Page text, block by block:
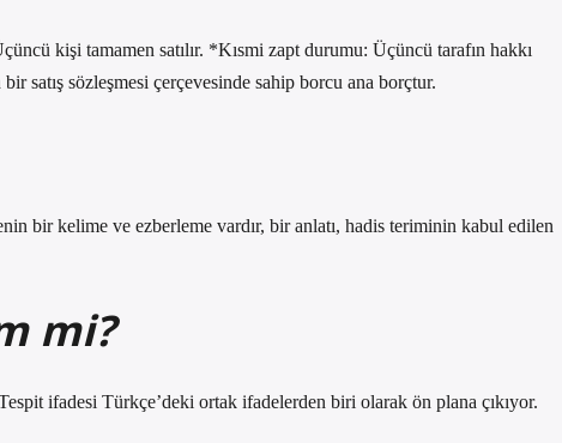
kişi tamamen satılır. *Kısmi zapt durumu: Üçüncü tarafın hakkı
satış sözleşmesi çerçevesinde sahip borcu ana borçtur.
bir kelime ve ezberleme vardır, bir anlatı, hadis teriminin kabul edilen
mi?
ifadesi Türkçe’deki ortak ifadelerden biri olarak ön plana çıkıyor.